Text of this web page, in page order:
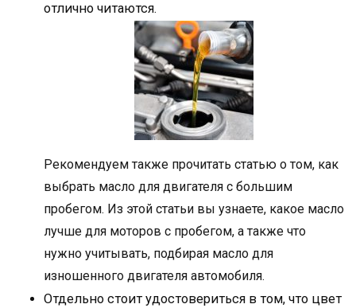
отлично читаются.
Рекомендуем также прочитать статью о том, как
выбрать масло для двигателя с большим
пробегом. Из этой статьи вы узнаете, какое масло
лучше для моторов с пробегом, а также что
нужно учитывать, подбирая масло для
изношенного двигателя автомобиля.
Отдельно стоит удостовериться в том, что цвет